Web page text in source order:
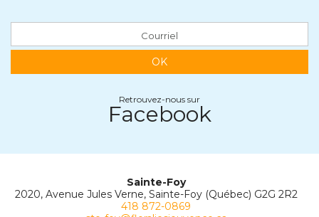
OK
Retrouvez-nous sur
Facebook
Sainte-Foy
2020, Avenue Jules Verne, Sainte-Foy (Québec) G2G 2R2
418 872-0869